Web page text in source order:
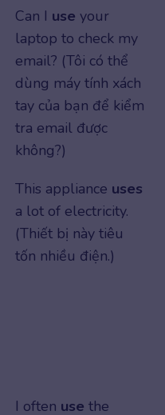
Can I use your
laptop to check my
email? (Tôi có thể
dùng máy tính xách
tay của bạn để kiểm
tra email được
không?)
This appliance uses
a lot of electricity.
(Thiết bị này tiêu
tốn nhiều điện.)
I often use the